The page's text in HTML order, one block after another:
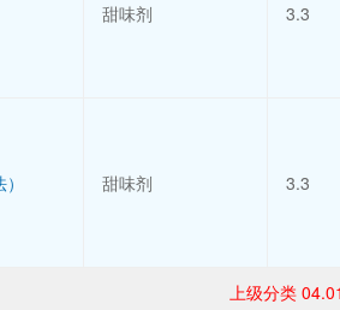
甜味剂 3.3
甜味剂 3.3
上级分类